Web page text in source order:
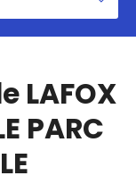
LAFOX
PARC